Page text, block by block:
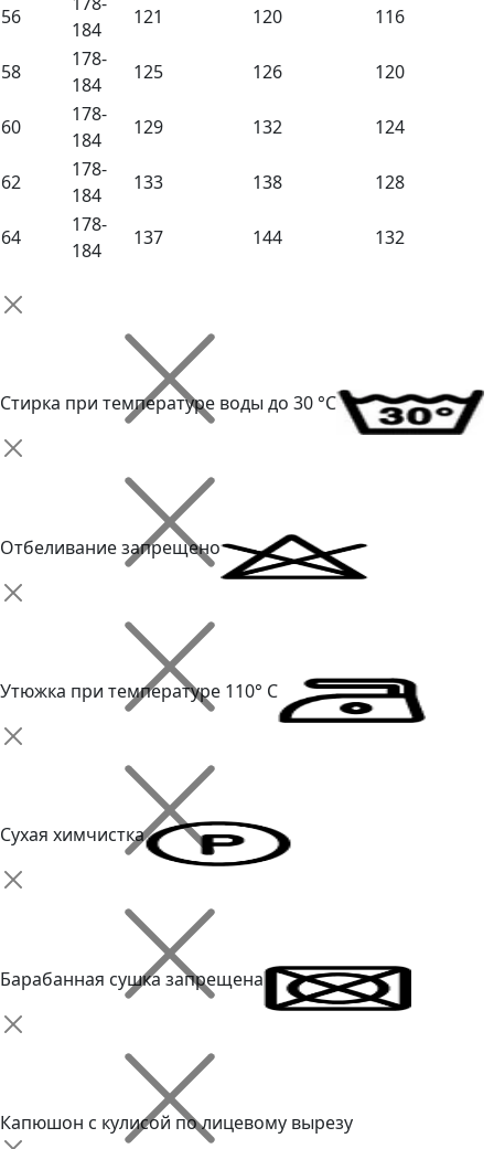
56
184
121 120 116
58
178-
184
125 126 120
60
178-
184
129 132 124
62
178-
184
133 138 128
64
178-
184
137 144 132
Стирка при температуре воды до 30 °C
Отбеливание запрещено
Утюжка при температуре 110° С
Сухая химчистка
Барабанная сушка запрещена
Капюшон с кулисой по лицевому вырезу